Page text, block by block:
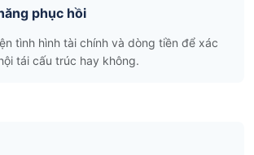
phục hồi
tình hình tài chính và dòng tiền để xác
tái cấu trúc hay không.